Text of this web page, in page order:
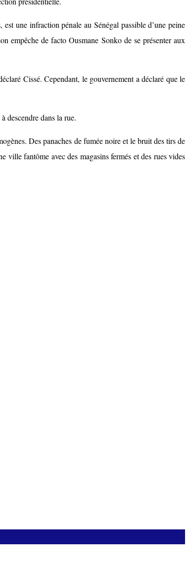
une infraction pénale au Sénégal passible d’une peine
empêche de facto Ousmane Sonko de se présenter aux
Cissé. Cependant, le gouvernement a déclaré que le
descendre dans la rue.
Des panaches de fumée noire et le bruit des tirs de
ville fantôme avec des magasins fermés et des rues vides